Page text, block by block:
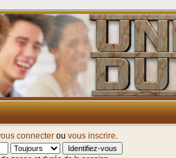
connecter ou vous inscrire